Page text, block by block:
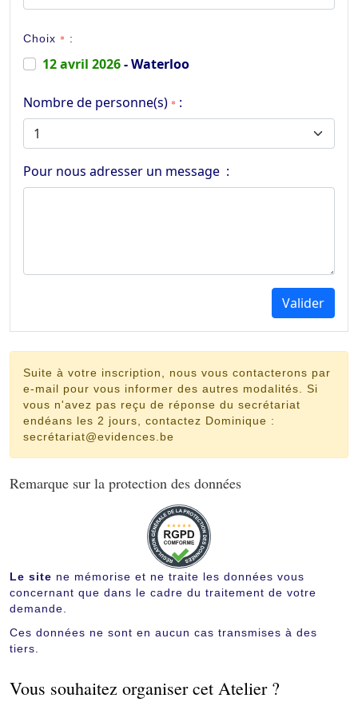
Choix * :
12 avril 2026- Waterloo
Nombre de personne(s) * :
Pour nous adresser un message :
Valider
Suite à votre inscription, nous vous contacterons par
e-mail pour vous informer des autres modalités. Si
vous n'avez pas reçu de réponse du secrétariat
endéans les 2 jours, contactez Dominique :
secrétariat@evidences.be
Remarque sur la protection des données
Le site ne mémorise et ne traite les données vous
concernant que dans le cadre du traitement de votre
demande.
Ces données ne sont en aucun cas transmises à des
tiers.
Vous souhaitez organiser cet Atelier ?